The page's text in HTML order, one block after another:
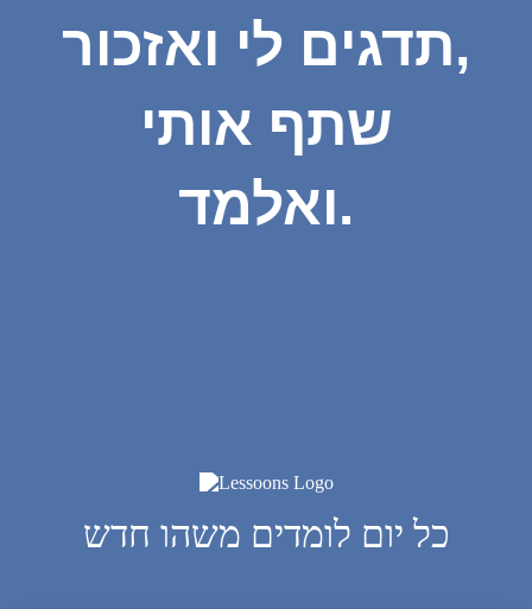
תדגים לי ואזכור,
שתף אותי
ואלמד.
כל יום לומדים משהו חדש